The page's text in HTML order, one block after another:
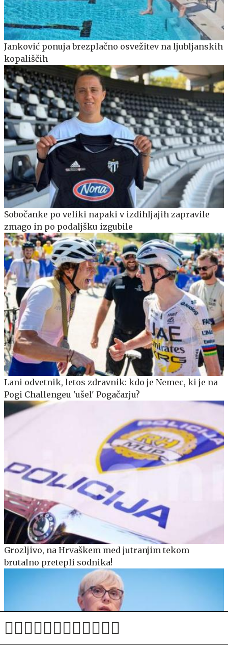
Janković ponuja brezplačno osvežitev na ljubljanskih
kopališčih
Sobočanke po veliki napaki v izdihljajih zapravile
zmago in po podaljšku izgubile
Lani odvetnik, letos zdravnik: kdo je Nemec, ki je na
Pogi Challengeu 'ušel' Pogačarju?
Grozljivo, na Hrvaškem med jutranjim tekom
brutalno pretepli sodnika!